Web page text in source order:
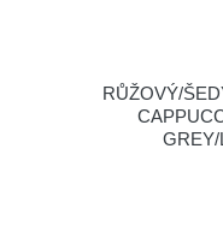
RŮŽOVÝ/
GREY/